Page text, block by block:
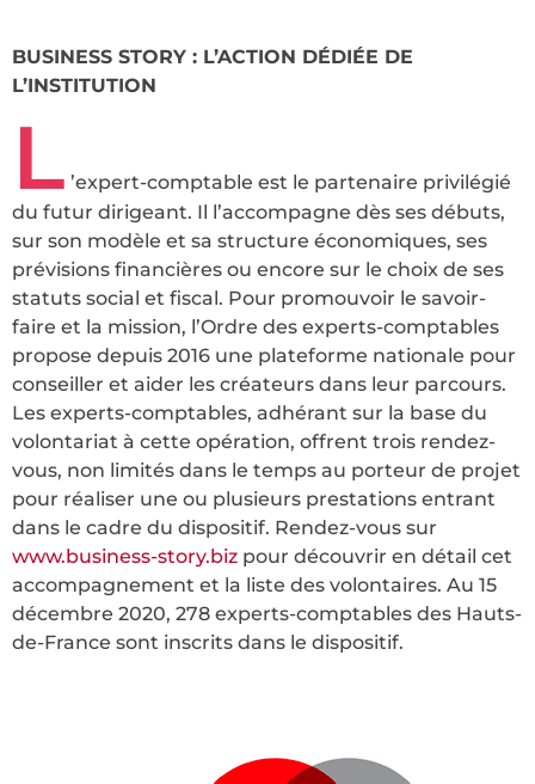
BUSINESS STORY : L’ACTION DÉDIÉE DE
L’INSTITUTION
L ’expert-comptable est le partenaire privilégié
du futur dirigeant. Il l’accompagne dès ses débuts,
sur son modèle et sa structure économiques, ses
prévisions financières ou encore sur le choix de ses
statuts social et fiscal. Pour promouvoir le savoir-
faire et la mission, l’Ordre des experts-comptables
propose depuis 2016 une plateforme nationale pour
conseiller et aider les créateurs dans leur parcours.
Les experts-comptables, adhérant sur la base du
volontariat à cette opération, offrent trois rendez-
vous, non limités dans le temps au porteur de projet
pour réaliser une ou plusieurs prestations entrant
dans le cadre du dispositif. Rendez-vous sur
www.business-story.biz pour découvrir en détail cet
accompagnement et la liste des volontaires. Au 15
décembre 2020, 278 experts-comptables des Hauts-
de-France sont inscrits dans le dispositif.